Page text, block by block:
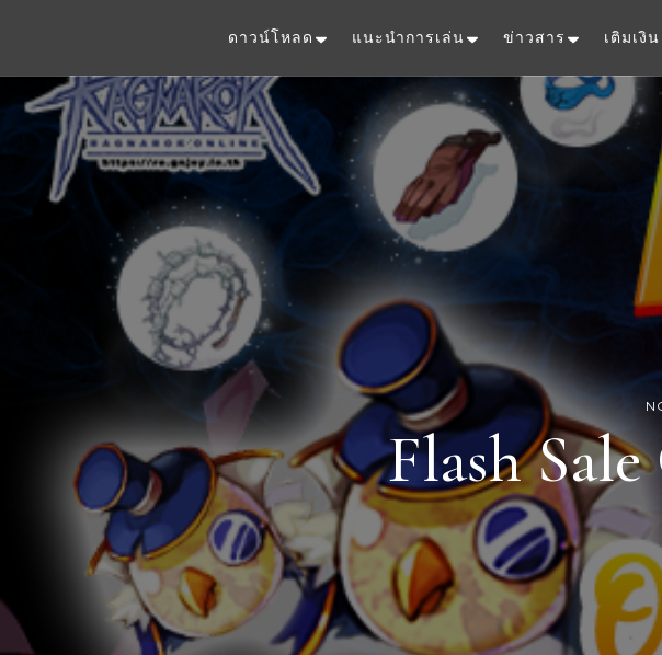
ดาวน์โหลด แนะนำการเล่น ข่าวสาร เติมเงิน
Flash